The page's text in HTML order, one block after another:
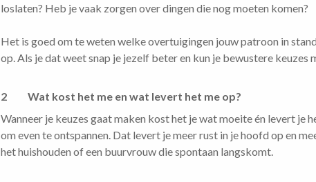
loslaten? Heb je vaak zorgen over dingen die nog moeten komen?
Het is goed om te weten welke overtuigingen jouw patroon in
op. Als je dat weet snap je jezelf beter en kun je bewustere keuzes
2 Wat kost het me en wat levert het me op?
Wanneer je keuzes gaat maken kost het je wat moeite én levert
om even te ontspannen. Dat levert je meer rust in je hoofd op en
het huishouden of een buurvrouw die spontaan langskomt.